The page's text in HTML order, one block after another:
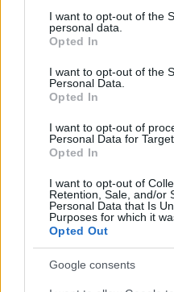
not limited to your visit or
grant or deny consent to
use your data for below
consent section.
I want to opt-out of the
personal data.
Opted In
I want to opt-out of the
Personal Data.
Opted In
I want to opt-out of
Personal Data for
Opted In
I want to opt-out of
Retention, Sale, and/or
Personal Data that Is
Purposes for which it
Opted Out
Google consents
a Supermoto GP
fordulójára, négy hazai
előző hírek